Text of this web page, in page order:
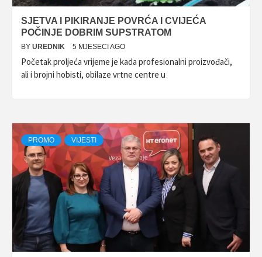
SJETVA I PIKIRANJE POVRĆA I CVIJEĆA
POČINJE DOBRIM SUPSTRATOM
BY UREDNIK 5 MJESECI AGO
Početak proljeća vrijeme je kada profesionalni proizvođači,
ali i brojni hobisti, obilaze vrtne centre u
PROMO VIJESTI